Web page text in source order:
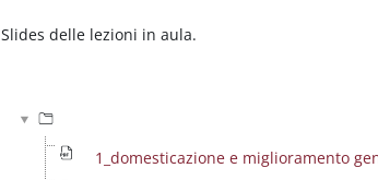
Slides delle lezioni in aula.
1_domesticazione e miglioramento